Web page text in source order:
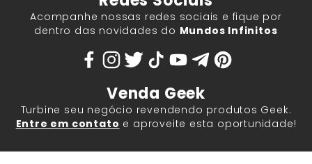
Acompanhe nossas redes sociais e fique por
dentro das novidades do Mundos Infinitos
Venda Geek
Turbine seu negócio revendendo produtos Geek.
Entre em contato e aproveite esta oportunidade!